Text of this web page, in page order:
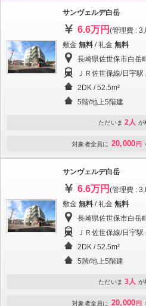
サンヴェルデ白岳
6.6万円 (管理費 :
敷金 無料 / 礼金 無料
長崎県佐世保市白岳
ＪＲ佐世保線/日宇
2DK / 52.5m²
5階/地上5階建
ただいま 2人 が
対象者全員に 20,000 円
サンヴェルデ白岳
6.6万円 (管理費 :
敷金 無料 / 礼金 無料
長崎県佐世保市白岳
ＪＲ佐世保線/日宇
2DK / 52.5m²
5階/地上5階建
ただいま 3人 が
対象者全員に 20,000 円